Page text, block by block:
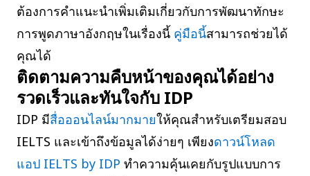
ต้องการคำแนะนำเพิ่มเติมเกี่ยวกับการพัฒนาทักษะ
การพูดภาษาอังกฤษในเรื่องนี้ คู่มือนี้สามารถช่วยได้
คุณได้
ติดตามความคืบหน้าของคุณได้อย่าง
รวดเร็วและทันใจกับ IDP
IDP มีสื่อออนไลน์มากมายให้คุณสำหรับเตรียมสอบ
IELTS และเข้าถึงข้อมูลได้ง่ายๆ เพียงดาวน์โหลด
แอป IELTS by IDP ทำความคุ้นเคยกับรูปแบบการ